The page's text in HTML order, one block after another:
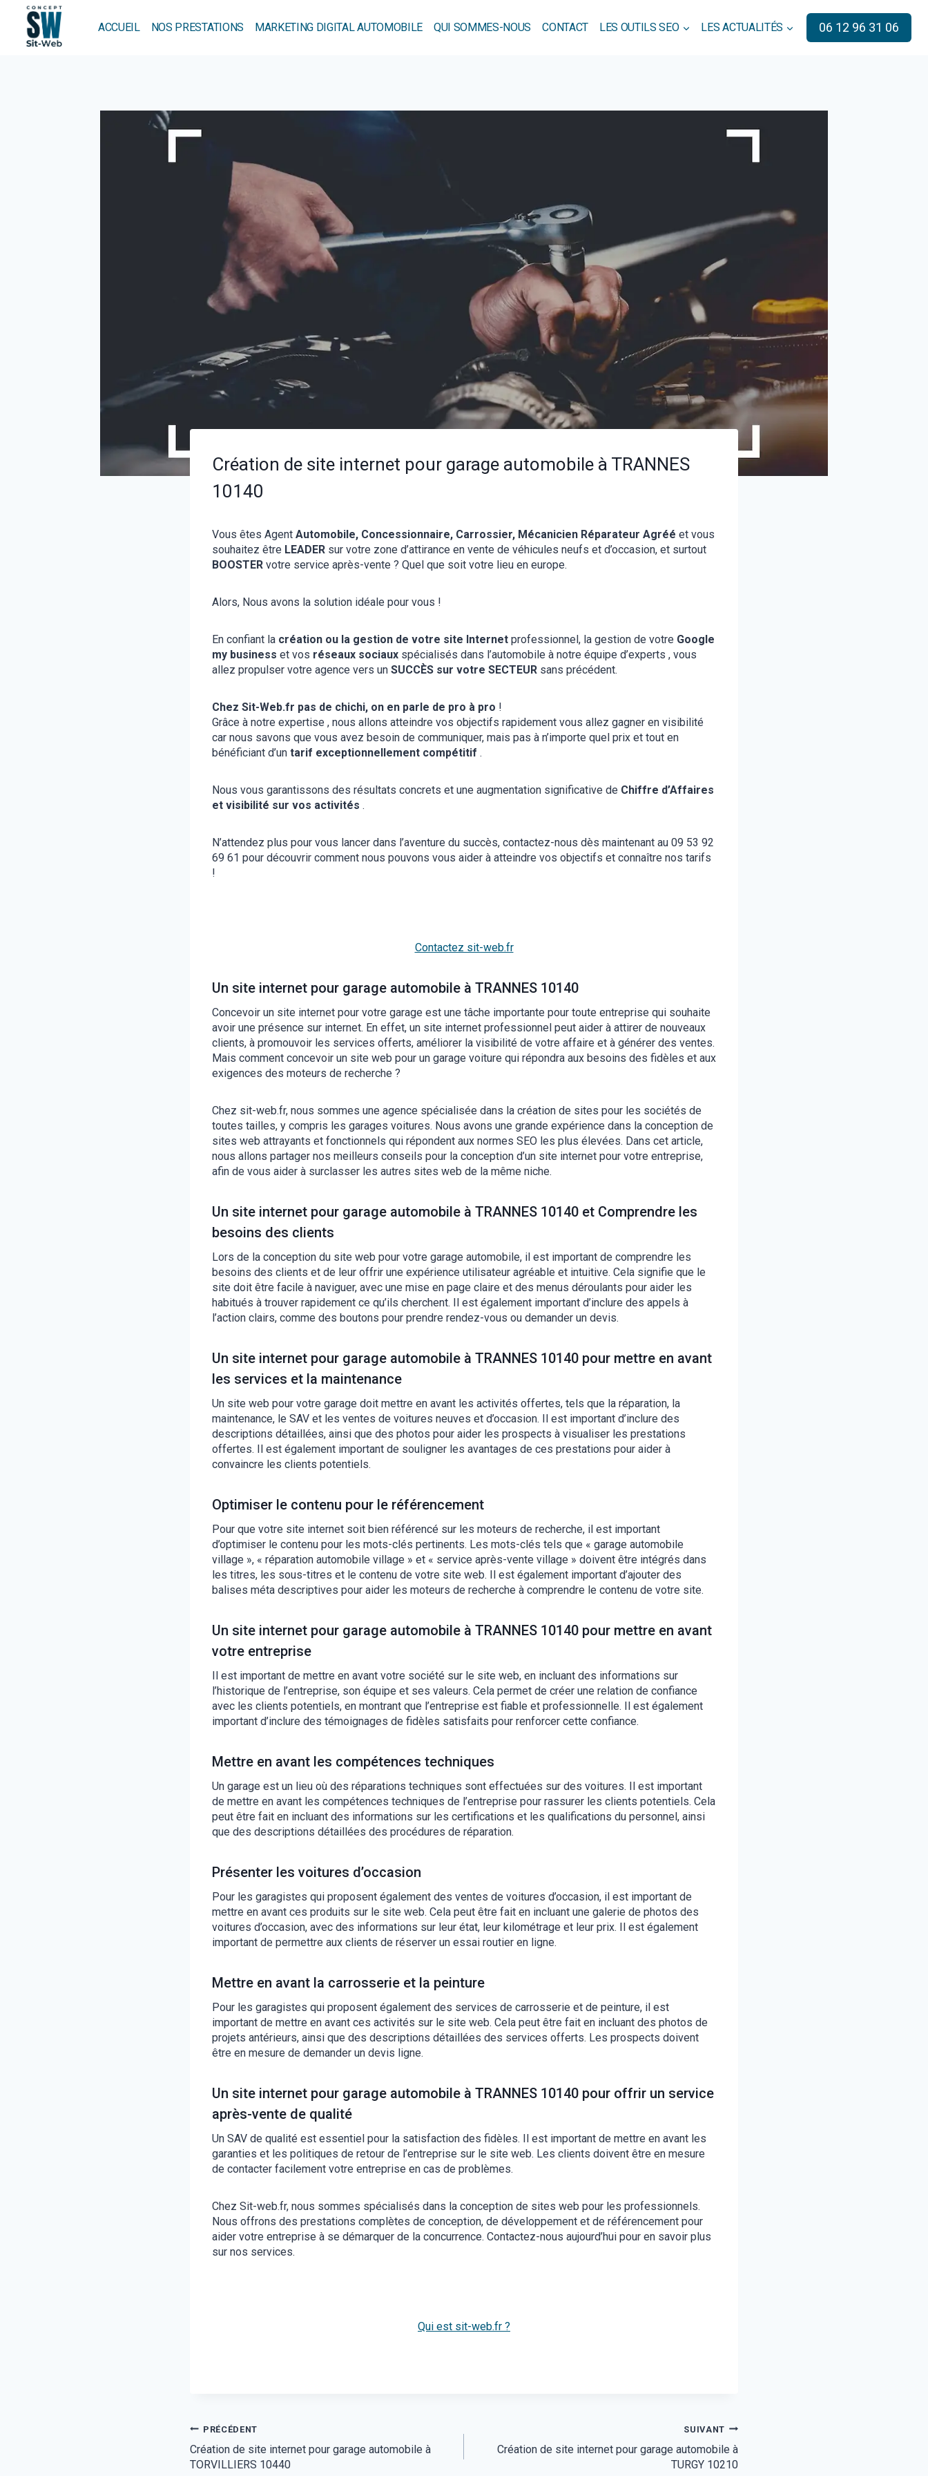
contenu
ACCUEIL NOS PRESTATIONS MARKETING DIGITAL AUTOMOBILE QUI SOMMES-NOUS CONTACT LES OUTILS SEO LES ACTUALITÉS 06 12 96 31 06
Création de site internet pour garage automobile à TRANNES
10140
Vous êtes Agent Automobile, Concessionnaire, Carrossier, Mécanicien Réparateur Agréé et vous
souhaitez être LEADER sur votre zone d’attirance en vente de véhicules neufs et d’occasion, et surtout
BOOSTER votre service après-vente ? Quel que soit votre lieu en europe.
Alors, Nous avons la solution idéale pour vous !
En confiant la création ou la gestion de votre site Internet professionnel, la gestion de votre Google
my business et vos réseaux sociaux spécialisés dans l’automobile à notre équipe d’experts , vous
allez propulser votre agence vers un SUCCÈS sur votre SECTEUR sans précédent.
Chez Sit-Web.fr pas de chichi, on en parle de pro à pro !
Grâce à notre expertise , nous allons atteindre vos objectifs rapidement vous allez gagner en visibilité
car nous savons que vous avez besoin de communiquer, mais pas à n’importe quel prix et tout en
bénéficiant d’un tarif exceptionnellement compétitif .
Nous vous garantissons des résultats concrets et une augmentation significative de Chiffre d’Affaires
et visibilité sur vos activités .
N’attendez plus pour vous lancer dans l’aventure du succès, contactez-nous dès maintenant au 09 53 92
69 61 pour découvrir comment nous pouvons vous aider à atteindre vos objectifs et connaître nos tarifs
!
Contactez sit-web.fr
Un site internet pour garage automobile à TRANNES 10140
Concevoir un site internet pour votre garage est une tâche importante pour toute entreprise qui souhaite
avoir une présence sur internet. En effet, un site internet professionnel peut aider à attirer de nouveaux
clients, à promouvoir les services offerts, améliorer la visibilité de votre affaire et à générer des ventes.
Mais comment concevoir un site web pour un garage voiture qui répondra aux besoins des fidèles et aux
exigences des moteurs de recherche ?
Chez sit-web.fr, nous sommes une agence spécialisée dans la création de sites pour les sociétés de
toutes tailles, y compris les garages voitures. Nous avons une grande expérience dans la conception de
sites web attrayants et fonctionnels qui répondent aux normes SEO les plus élevées. Dans cet article,
nous allons partager nos meilleurs conseils pour la conception d’un site internet pour votre entreprise,
afin de vous aider à surclasser les autres sites web de la même niche.
Un site internet pour garage automobile à TRANNES 10140 et Comprendre les
besoins des clients
Lors de la conception du site web pour votre garage automobile, il est important de comprendre les
besoins des clients et de leur offrir une expérience utilisateur agréable et intuitive. Cela signifie que le
site doit être facile à naviguer, avec une mise en page claire et des menus déroulants pour aider les
habitués à trouver rapidement ce qu’ils cherchent. Il est également important d’inclure des appels à
l’action clairs, comme des boutons pour prendre rendez-vous ou demander un devis.
Un site internet pour garage automobile à TRANNES 10140 pour mettre en avant
les services et la maintenance
Un site web pour votre garage doit mettre en avant les activités offertes, tels que la réparation, la
maintenance, le SAV et les ventes de voitures neuves et d’occasion. Il est important d’inclure des
descriptions détaillées, ainsi que des photos pour aider les prospects à visualiser les prestations
offertes. Il est également important de souligner les avantages de ces prestations pour aider à
convaincre les clients potentiels.
Optimiser le contenu pour le référencement
Pour que votre site internet soit bien référencé sur les moteurs de recherche, il est important
d’optimiser le contenu pour les mots-clés pertinents. Les mots-clés tels que « garage automobile
village », « réparation automobile village » et « service après-vente village » doivent être intégrés dans
les titres, les sous-titres et le contenu de votre site web. Il est également important d’ajouter des
balises méta descriptives pour aider les moteurs de recherche à comprendre le contenu de votre site.
Un site internet pour garage automobile à TRANNES 10140 pour mettre en avant
votre entreprise
Il est important de mettre en avant votre société sur le site web, en incluant des informations sur
l’historique de l’entreprise, son équipe et ses valeurs. Cela permet de créer une relation de confiance
avec les clients potentiels, en montrant que l’entreprise est fiable et professionnelle. Il est également
important d’inclure des témoignages de fidèles satisfaits pour renforcer cette confiance.
Mettre en avant les compétences techniques
Un garage est un lieu où des réparations techniques sont effectuées sur des voitures. Il est important
de mettre en avant les compétences techniques de l’entreprise pour rassurer les clients potentiels. Cela
peut être fait en incluant des informations sur les certifications et les qualifications du personnel, ainsi
que des descriptions détaillées des procédures de réparation.
Présenter les voitures d’occasion
Pour les garagistes qui proposent également des ventes de voitures d’occasion, il est important de
mettre en avant ces produits sur le site web. Cela peut être fait en incluant une galerie de photos des
voitures d’occasion, avec des informations sur leur état, leur kilométrage et leur prix. Il est également
important de permettre aux clients de réserver un essai routier en ligne.
Mettre en avant la carrosserie et la peinture
Pour les garagistes qui proposent également des services de carrosserie et de peinture, il est
important de mettre en avant ces activités sur le site web. Cela peut être fait en incluant des photos de
projets antérieurs, ainsi que des descriptions détaillées des services offerts. Les prospects doivent
être en mesure de demander un devis ligne.
Un site internet pour garage automobile à TRANNES 10140 pour offrir un service
après-vente de qualité
Un SAV de qualité est essentiel pour la satisfaction des fidèles. Il est important de mettre en avant les
garanties et les politiques de retour de l’entreprise sur le site web. Les clients doivent être en mesure
de contacter facilement votre entreprise en cas de problèmes.
Chez Sit-web.fr, nous sommes spécialisés dans la conception de sites web pour les professionnels.
Nous offrons des prestations complètes de conception, de développement et de référencement pour
aider votre entreprise à se démarquer de la concurrence. Contactez-nous aujourd’hui pour en savoir plus
sur nos services.
Qui est sit-web.fr ?
Navigation
de
l’article
PRÉCÉDENT
Création de site internet pour garage automobile à
TORVILLIERS 10440
SUIVANT
Création de site internet pour garage automobile à
TURGY 10210